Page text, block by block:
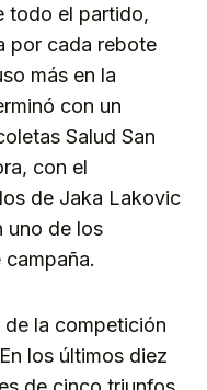
todo el partido,
por cada rebote
más en la
con un
Salud San
con el
de Jaka Lakovic
uno de los
la competición
los últimos diez